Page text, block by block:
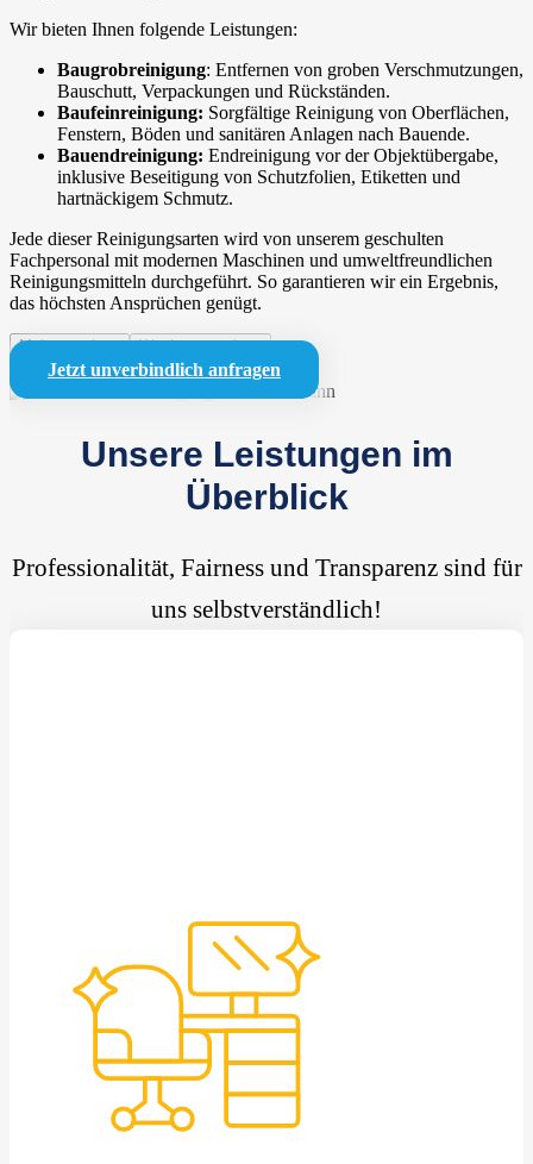
Wir bieten Ihnen folgende Leistungen:
Baugrobreinigung: Entfernen von groben Verschmutzungen,
Bauschutt, Verpackungen und Rückständen.
Baufeinreinigung: Sorgfältige Reinigung von Oberflächen,
Fenstern, Böden und sanitären Anlagen nach Bauende.
Bauendreinigung: Endreinigung vor der Objektübergabe,
inklusive Beseitigung von Schutzfolien, Etiketten und
hartnäckigem Schmutz.
Jede dieser Reinigungsarten wird von unserem geschulten
Fachpersonal mit modernen Maschinen und umweltfreundlichen
Reinigungsmitteln durchgeführt. So garantieren wir ein Ergebnis,
das höchsten Ansprüchen genügt.
Mehr anzeigen Weniger anzeigen
Jetzt unverbindlich anfragen
Unsere Leistungen im
Überblick
Professionalität, Fairness und Transparenz sind für
uns selbstverständlich!